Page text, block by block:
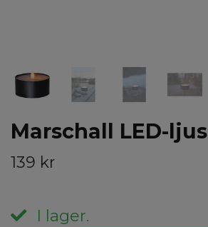
Marschall LED-ljus
139 kr
I lager.